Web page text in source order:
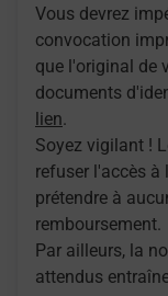
Vous devrez
convocation
que l'original de
documents
lien.
Soyez vigilant !
refuser l'accès à
prétendre à
remboursement.
Par ailleurs, la
attendus